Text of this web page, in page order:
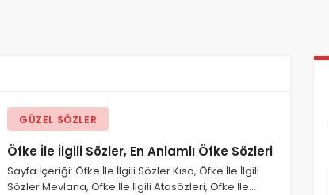
GÜZEL SÖZLER
Öfke İle İlgili Sözler, En Anlamlı Öfke Sözleri
Sayfa İçeriği: Öfke İle İlgili Sözler Kısa, Öfke İle İlgili
Sözler Mevlana, Öfke İle İlgili Atasözleri, Öfke İle…